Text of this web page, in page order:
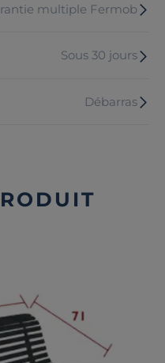
multiple Fermob
Sous 30 jours
Débarras